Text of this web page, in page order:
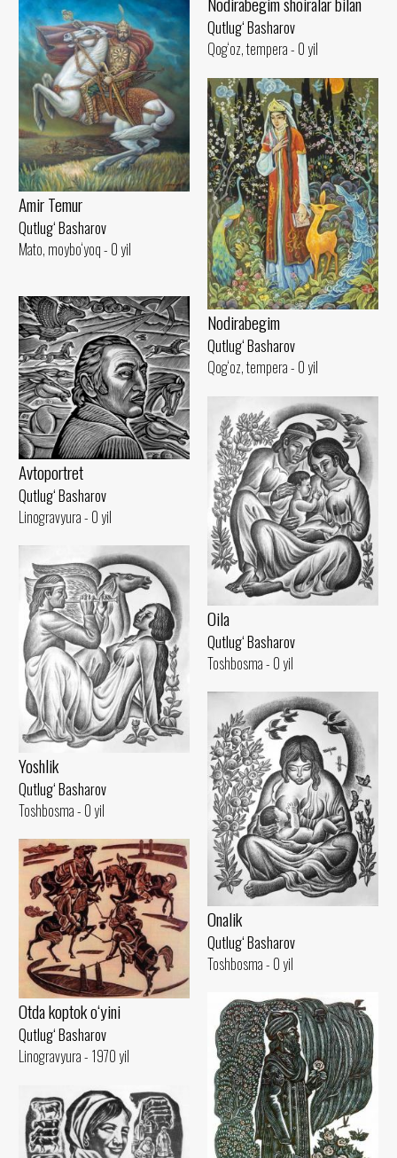
Qutlug‘ Basharov
Qog‘oz, tempera - 0 yil
Amir Temur
Qutlug‘ Basharov
Mato, moybo‘yoq - 0 yil
Nodirabegim
Qutlug‘ Basharov
Qog‘oz, tempera - 0 yil
Avtoportret
Qutlug‘ Basharov
Linogravyura - 0 yil
Oila
Qutlug‘ Basharov
Toshbosma - 0 yil
Yoshlik
Qutlug‘ Basharov
Toshbosma - 0 yil
Onalik
Qutlug‘ Basharov
Toshbosma - 0 yil
Otda koptok o‘yini
Qutlug‘ Basharov
Linogravyura - 1970 yil